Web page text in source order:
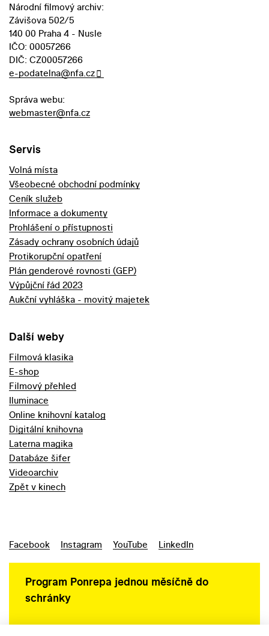
Národní filmový archiv:
Závišova 502/5
140 00 Praha 4 - Nusle
IČO: 00057266
DIČ: CZ00057266
e-podatelna@nfa.cz
Správa webu:
webmaster@nfa.cz
Servis
Volná místa
Všeobecné obchodní podmínky
Ceník služeb
Informace a dokumenty
Prohlášení o přístupnosti
Zásady ochrany osobních údajů
Protikorupční opatření
Plán genderové rovnosti (GEP)
Výpůjční řád 2023
Aukční vyhláška - movitý majetek
Další weby
Filmová klasika
E-shop
Filmový přehled
Iluminace
Online knihovní katalog
Digitální knihovna
Laterna magika
Databáze šifer
Videoarchiv
Zpět v kinech
Facebook Instagram YouTube LinkedIn
Program Ponrepa jednou měsíčně do
schránky